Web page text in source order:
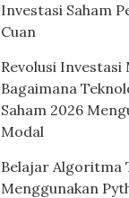
Investasi Saham
Cuan
Revolusi Investasi
Bagaimana
Saham 2026
Modal
Belajar Algoritma
Menggunakan